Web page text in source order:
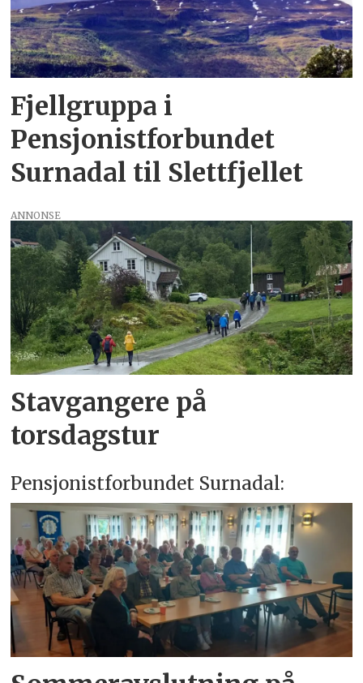
Fjellgruppa i
Pensjonistforbundet
Surnadal til Slettfjellet
ANNONSE
Stavgangere på
torsdagstur
Pensjonistforbundet Surnadal: